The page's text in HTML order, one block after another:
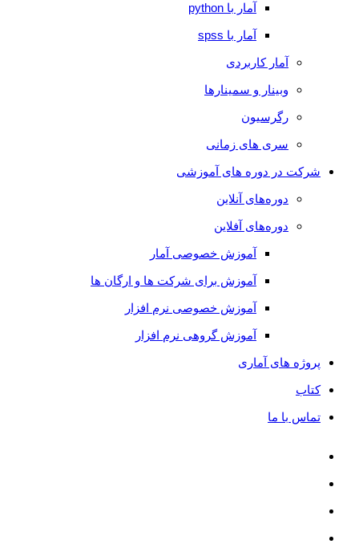
آمار با python
آمار با spss
آمار کاربردی
وبینار و سمینارها
رگرسیون
سری های زمانی
شرکت در دوره های آموزشی
دوره‌های آنلاین
دوره‌های آفلاین
آموزش خصوصی آمار
آموزش برای شرکت ها و ارگان ها
آموزش خصوصی نرم افزار
آموزش گروهی نرم افزار
پروژه های آماری
کتاب
تماس با ما